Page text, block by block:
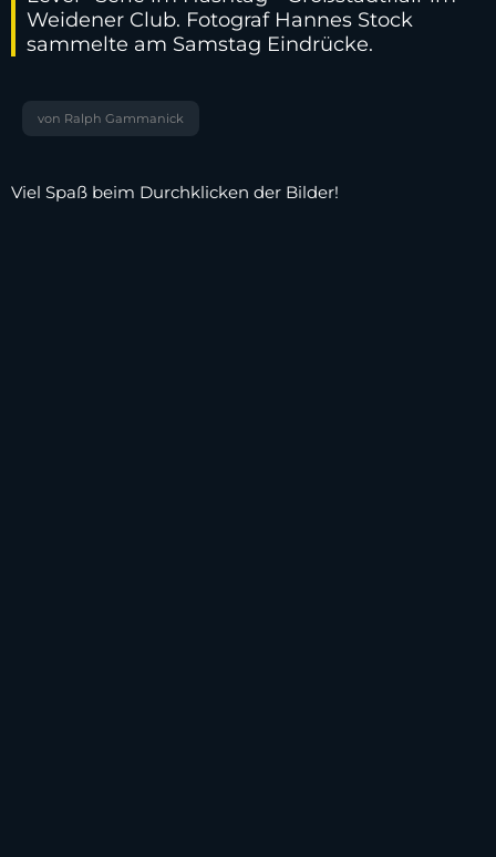
Weidener Club. Fotograf Hannes Stock
sammelte am Samstag Eindrücke.
von Ralph Gammanick
Viel Spaß beim Durchklicken der Bilder!